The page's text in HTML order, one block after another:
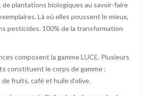
de plantations biologiques au savoir-faire
Là où elles poussent le mieux,
pesticides. 100% de la transformation
composent la gamme LUCE. Plusieurs
constituent le corps de gamme :
fruits, café et huile d’olive.